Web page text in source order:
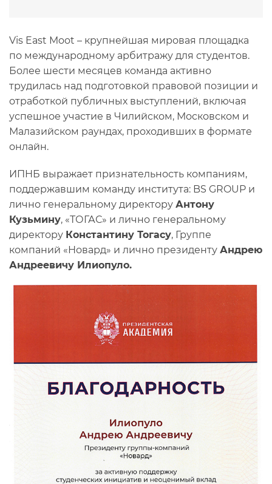
Vis East Moot – крупнейшая мировая площадка
по международному арбитражу для студентов.
Более шести месяцев команда активно
трудилась над подготовкой правовой позиции и
отработкой публичных выступлений, включая
успешное участие в Чилийском, Московском и
Малазийском раундах, проходивших в формате
онлайн.
ИПНБ выражает признательность компаниям,
поддержавшим команду института: BS GROUP и
лично генеральному директору Антону
Кузьмину, «ТОГАС» и лично генеральному
директору Константину Тогасу, Группе
компаний «Новард» и лично президенту Андрею
Андреевичу Илиопуло.